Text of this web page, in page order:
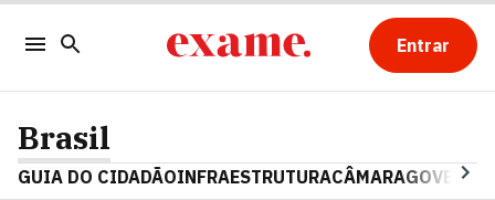
Entrar
Brasil
GUIA DO CIDADÃOINFRAESTRUTURACÂMARAGOVERNO